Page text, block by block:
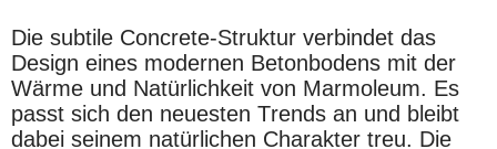
Die subtile Concrete-Struktur verbindet das
Design eines modernen Betonbodens mit der
Wärme und Natürlichkeit von Marmoleum. Es
passt sich den neuesten Trends an und bleibt
dabei seinem natürlichen Charakter treu. Die